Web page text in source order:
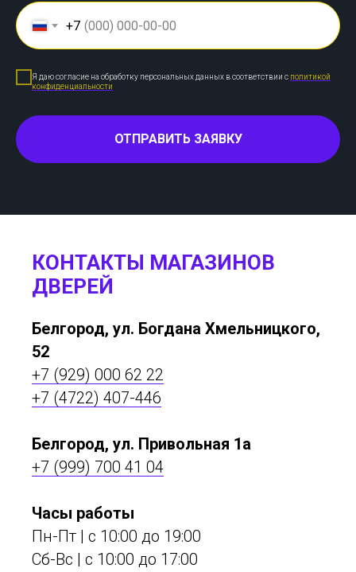
+7
Я даю согласие на обработку персональных данных в соответствии с политикой
конфиденциальности
ОТПРАВИТЬ ЗАЯВКУ
КОНТАКТЫ МАГАЗИНОВ
ДВЕРЕЙ
Белгород, ул. Богдана Хмельницкого,
52
+7 (929) 000 62 22
+7 (4722) 407-446
Белгород, ул. Привольная 1а
+7 (999) 700 41 04
Часы работы
Пн-Пт | с 10:00 до 19:00
Сб-Вс | c 10:00 до 17:00